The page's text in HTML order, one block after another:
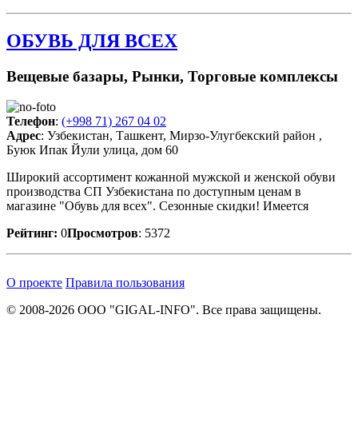
ОБУВЬ ДЛЯ ВСЕХ
Вещевые базары, Рынки, Торговые комплексы
Телефон: (+998 71) 267 04 02
Адрес: Узбекистан, Ташкент, Мирзо-Улугбекский район ,
Буюк Ипак Йули улица, дом 60
Широкий ассортимент кожанной мужской и женской обуви
производства СП Узбекистана по доступным ценам в
магазине "Обувь для всех". Сезонные скидки! Имеется
Рейтинг: 0Просмотров: 5372
О проекте Правила пользования
© 2008-2026 ООО "GIGAL-INFO". Все права защищены.